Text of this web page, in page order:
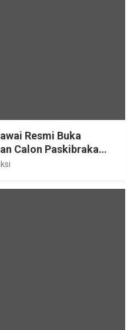
Resmi Buka
Calon Paskibraka